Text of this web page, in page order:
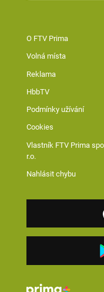
O FTV Prima
Volná místa
Reklama
HbbTV
Podmínky užívání
Cookies
Vlastník FTV Prima
r.o.
Nahlásit chybu